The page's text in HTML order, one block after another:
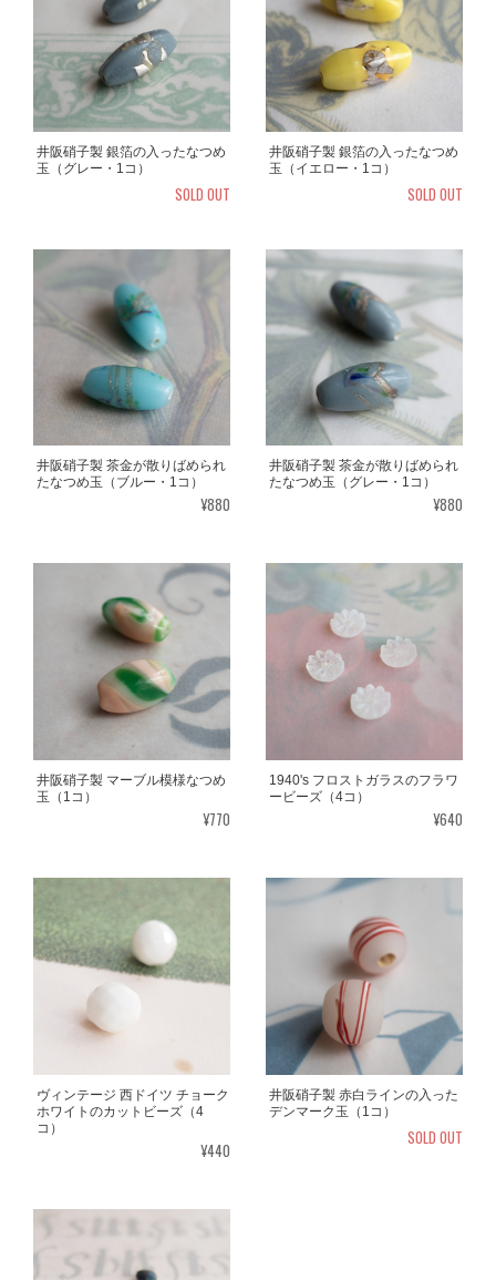
井阪硝子製 銀箔の入ったなつめ
玉（グレー・1コ）
SOLD OUT
井阪硝子製 銀箔の入ったなつめ
玉（イエロー・1コ）
SOLD OUT
井阪硝子製 茶金が散りばめられ
たなつめ玉（ブルー・1コ）
¥880
井阪硝子製 茶金が散りばめられ
たなつめ玉（グレー・1コ）
¥880
井阪硝子製 マーブル模様なつめ
玉（1コ）
¥770
1940's フロストガラスのフラワ
ービーズ（4コ）
¥640
ヴィンテージ 西ドイツ チョーク
ホワイトのカットビーズ（4
コ）
¥440
井阪硝子製 赤白ラインの入った
デンマーク玉（1コ）
SOLD OUT